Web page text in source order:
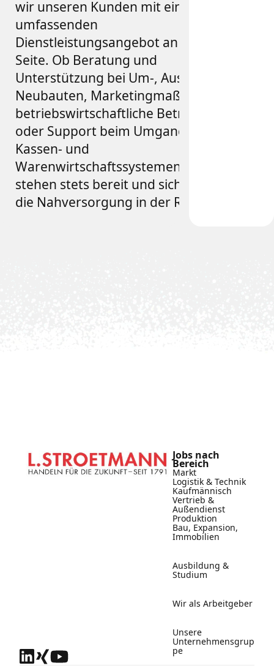
wir unseren Kunden mit einem
umfassenden
Dienstleistungsangebot an der
Seite. Ob Beratung und
Unterstützung bei Um-, Aus- und
Neubauten, Marketingmaßnahmen,
betriebswirtschaftliche Betreuung
oder Support beim Umgang mit
Kassen- und
Warenwirtschaftssystemen
stehen stets bereit und sichern so
die Nahversorgung in der Region.
Jobs nach
Bereich
Markt
Logistik & Technik
Kaufmännisch
Vertrieb &
Außendienst
Produktion
Bau, Expansion,
Immobilien
Ausbildung &
Studium
Wir als Arbeitgeber
Unsere
Unternehmensgrup
pe